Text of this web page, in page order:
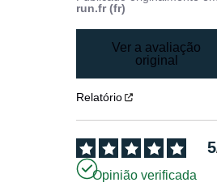
run.fr (fr)
Ver a avaliação
original
Relatório
5
Opinião verificada